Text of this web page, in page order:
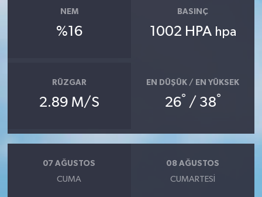
NEM
%16
BASINÇ
1002 HPA hpa
RÜZGAR
2.89 M/S
EN DÜŞÜK / EN YÜKSEK
26° / 38°
07 AĞUSTOS
CUMA
08 AĞUSTOS
CUMARTESI